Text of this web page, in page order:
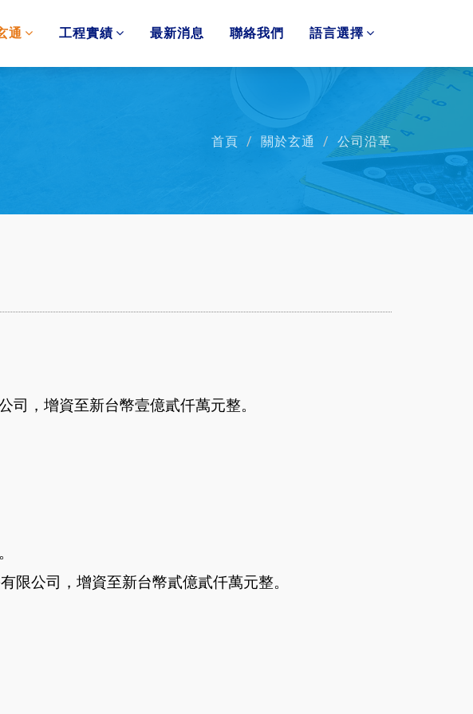
通 工程實績 最新消息 聯絡我們 語言選擇
首頁 關於玄通 公司沿革
司，增資至新台幣壹億貳仟萬元整。
限公司，增資至新台幣貳億貳仟萬元整。